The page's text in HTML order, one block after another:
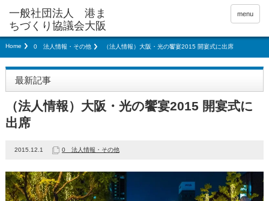
menu
Home 0 法人情報・その他 （法人情報）大阪・光の饗宴2015 開宴式に出席
最新記事
（法人情報）大阪・光の饗宴2015 開宴式に
出席
2015.12.1 0 法人情報・その他